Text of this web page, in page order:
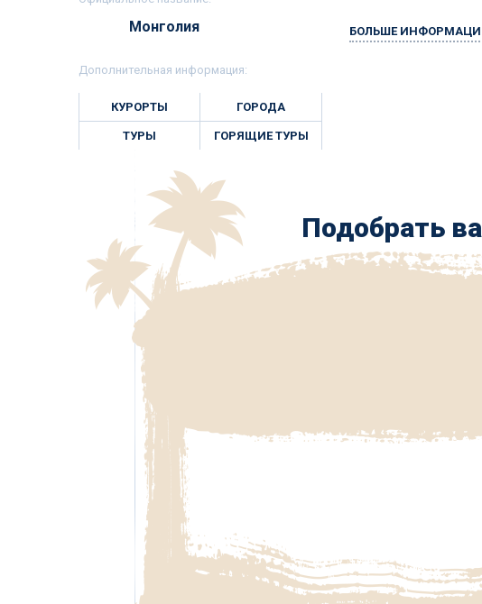
Монголия
Дополнительная информация:
КУРОРТЫ ГОРОДА
ТУРЫ ГОРЯЩИЕ ТУРЫ
БОЛЬШЕ
Подобрать